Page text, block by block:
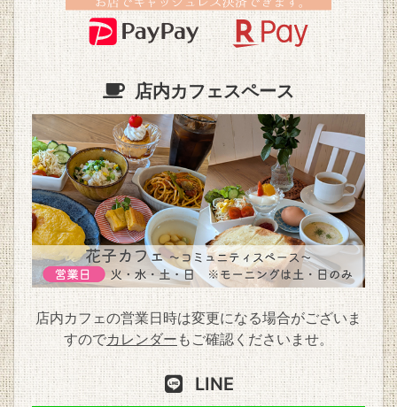
店内カフェスペース
店内カフェの営業日時は変更になる場合がございま
すのでカレンダーもご確認くださいませ。
LINE